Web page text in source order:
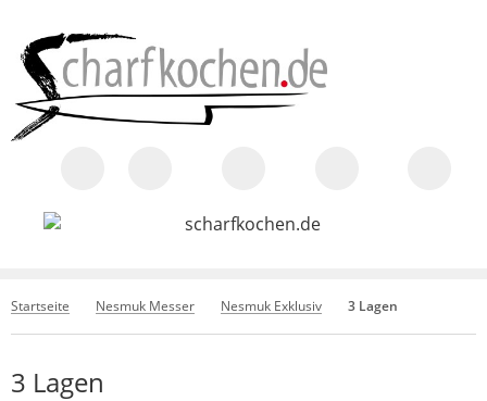
Startseite Nesmuk Messer Nesmuk Exklusiv 3 Lagen
3 Lagen